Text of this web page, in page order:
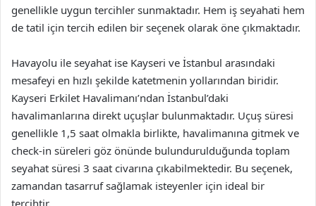
genellikle uygun tercihler sunmaktadır. Hem iş seyahati hem
de tatil için tercih edilen bir seçenek olarak öne çıkmaktadır.
Havayolu ile seyahat ise Kayseri ve İstanbul arasındaki
mesafeyi en hızlı şekilde katetmenin yollarından biridir.
Kayseri Erkilet Havalimanı’ndan İstanbul’daki
havalimanlarına direkt uçuşlar bulunmaktadır. Uçuş süresi
genellikle 1,5 saat olmakla birlikte, havalimanına gitmek ve
check-in süreleri göz önünde bulundurulduğunda toplam
seyahat süresi 3 saat civarına çıkabilmektedir. Bu seçenek,
zamandan tasarruf sağlamak isteyenler için ideal bir
tercihtir.